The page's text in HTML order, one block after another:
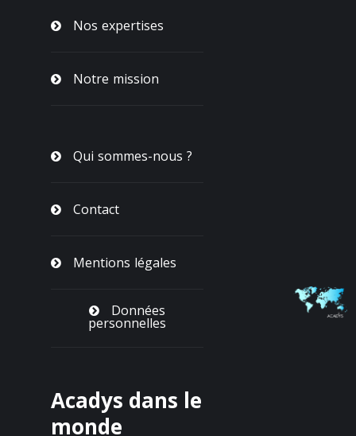
Nos expertises
Notre mission
Qui sommes-nous ?
Contact
Mentions légales
Données
personnelles
Acadys dans le
monde